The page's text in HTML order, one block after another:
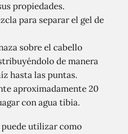
propiedades.
para separar el gel de
sobre el cabello
de manera
hasta las puntas.
aproximadamente 20
con agua tibia.
puede utilizar como